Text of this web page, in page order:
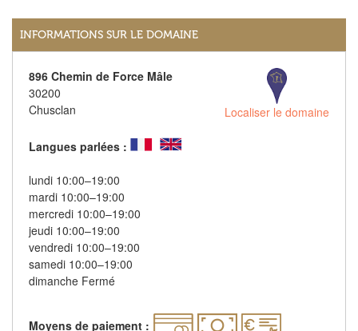
INFORMATIONS SUR LE DOMAINE
896 Chemin de Force Mâle
30200
Chusclan
Localiser le domaine
Langues parlées :
lundi 10:00–19:00
mardi 10:00–19:00
mercredi 10:00–19:00
jeudi 10:00–19:00
vendredi 10:00–19:00
samedi 10:00–19:00
dimanche Fermé
Moyens de paiement :